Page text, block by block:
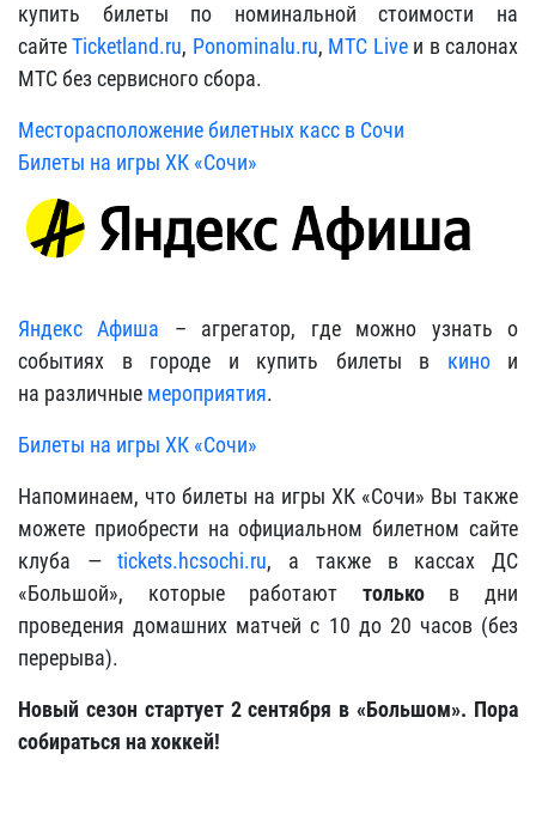
купить билеты по номинальной стоимости на
сайтеTicketland.ru, Ponominalu.ru, МТС Liveи в салонах
МТС без сервисного сбора.
Месторасположение билетных касс в Сочи
Билеты на игры ХК «Сочи»
Яндекс Афиша – агрегатор, где можно узнать о
событиях в городе и купить билеты в кинои
на различные мероприятия.
Билеты на игры ХК «Сочи»
Напоминаем, что билеты на игры ХК «Сочи» Вы также
можете приобрести на официальном билетном сайте
клуба —tickets.hcsochi.ru, а также в кассах ДС
«Большой», которые работают тольков дни
проведения домашних матчей с 10 до 20 часов (без
перерыва).
Новый сезон стартует 2 сентября в «Большом». Пора
собираться на хоккей!